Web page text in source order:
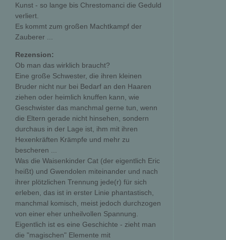
Kunst - so lange bis Chrestomanci die Geduld
verliert.
Es kommt zum großen Machtkampf der
Zauberer ...
Rezension:
Ob man das wirklich braucht?
Eine große Schwester, die ihren kleinen
Bruder nicht nur bei Bedarf an den Haaren
ziehen oder heimlich knuffen kann, wie
Geschwister das manchmal gerne tun, wenn
die Eltern gerade nicht hinsehen, sondern
durchaus in der Lage ist, ihm mit ihren
Hexenkräften Krämpfe und mehr zu
bescheren ...
Was die Waisenkinder Cat (der eigentlich Eric
heißt) und Gwendolen miteinander und nach
ihrer plötzlichen Trennung jede(r) für sich
erleben, das ist in erster Linie phantastisch,
manchmal komisch, meist jedoch durchzogen
von einer eher unheilvollen Spannung.
Eigentlich ist es eine Geschichte - zieht man
die "magischen" Elemente mit